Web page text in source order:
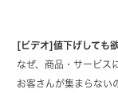
[ビデオ]値下げしても
なぜ、商品・サービス
お客さんが集まらない